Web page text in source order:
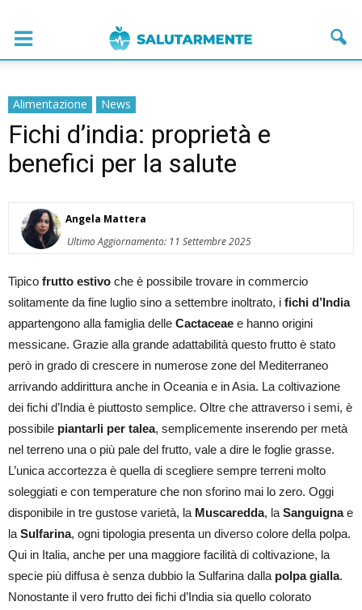
Alimentazione News
Fichi d’india: proprietà e
benefici per la salute
Angela Mattera
Ultimo Aggiornamento: 11 Settembre 2025
Tipico frutto estivo che è possibile trovare in commercio
solitamente da fine luglio sino a settembre inoltrato, i fichi d’India
appartengono alla famiglia delle Cactaceae e hanno origini
messicane. Grazie alla grande adattabilità questo frutto è stato
però in grado di crescere in numerose zone del Mediterraneo
arrivando addirittura anche in Oceania e in Asia. La coltivazione
dei fichi d’India è piuttosto semplice. Oltre che attraverso i semi, è
possibile piantarli per talea, semplicemente inserendo per metà
nel terreno una o più pale del frutto, vale a dire le foglie grasse.
L’unica accortezza è quella di scegliere sempre terreni molto
soleggiati e con temperature che non sforino mai lo zero. Oggi
disponibile in tre gustose varietà, la Muscaredda, la Sanguignae
la Sulfarina, ogni tipologia presenta un diverso colore della polpa.
Qui in Italia, anche per una maggiore facilità di coltivazione, la
specie più diffusa è senza dubbio la Sulfarina dalla polpa gialla.
Nonostante il vero frutto dei fichi d’India sia quello colorato